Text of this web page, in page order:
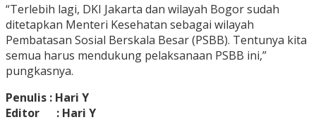
“Terlebih lagi, DKI Jakarta dan wilayah Bogor sudah
ditetapkan Menteri Kesehatan sebagai wilayah
Pembatasan Sosial Berskala Besar (PSBB). Tentunya kita
semua harus mendukung pelaksanaan PSBB ini,”
pungkasnya.
Penulis : Hari Y
Editor : Hari Y